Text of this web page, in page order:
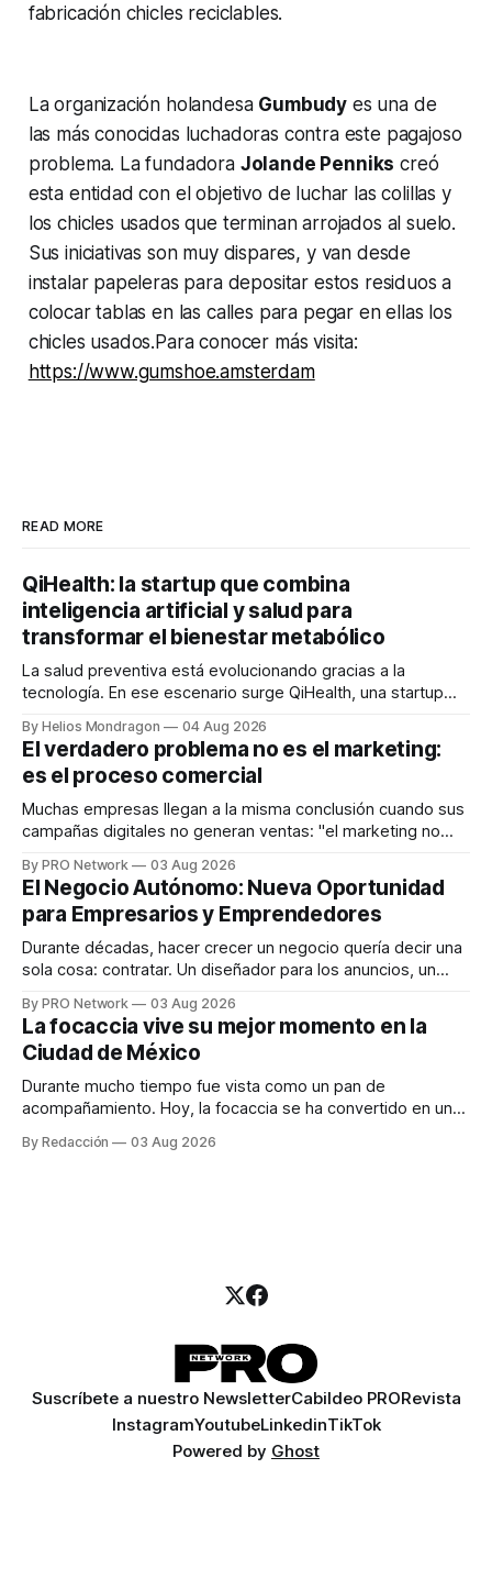
fabricación chicles reciclables.
La organización holandesa Gumbudy es una de
las más conocidas luchadoras contra este pagajoso
problema. La fundadora Jolande Penniks creó
esta entidad con el objetivo de luchar las colillas y
los chicles usados que terminan arrojados al suelo.
Sus iniciativas son muy dispares, y van desde
instalar papeleras para depositar estos residuos a
colocar tablas en las calles para pegar en ellas los
chicles usados.Para conocer más visita:
https://www.gumshoe.amsterdam
READ MORE
QiHealth: la startup que combina
inteligencia artificial y salud para
transformar el bienestar metabólico
La salud preventiva está evolucionando gracias a la
tecnología. En ese escenario surge QiHealth, una startup
dispositivos inteligentes, inteligencia artificial y monitoreo
en tiempo real para ayudar a las personas a tomar mejores
decisiones sobre su salud metabólica. Su propuesta busca
responder
By Helios Mondragon 04 Aug 2026
El verdadero problema no es el marketing:
es el proceso comercial
Muchas empresas llegan a la misma conclusión cuando sus
campañas digitales no generan ventas: "el marketing no
INTERIUS, el problema suele estar en otro lugar. Durante
una entrevista para el podcast SER PRO, el especialista en
marketing digital explicó que
By PRO Network 03 Aug 2026
El Negocio Autónomo: Nueva Oportunidad
para Empresarios y Emprendedores
Durante décadas, hacer crecer un negocio quería decir una
sola cosa: contratar. Un diseñador para los anuncios, un
para los textos, alguien que supiera de publicidad digital
para encontrar prospectos, un vendedor para atender
llamadas y mensajes, y —con suerte— una persona
By PRO Network 03 Aug 2026
La focaccia vive su mejor momento en la
Ciudad de México
Durante mucho tiempo fue vista como un pan de
acompañamiento. Hoy, la focaccia se ha convertido en uno
artesanal, ingredientes de calidad y experiencias que
By Redacción 03 Aug 2026
Suscríbete a nuestro NewsletterCabildeo PRORevista
InstagramYoutubeLinkedinTikTok
Powered by Ghost